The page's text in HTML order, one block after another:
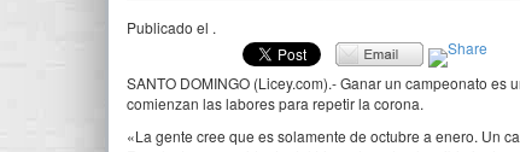
Publicado el .
SANTO DOMINGO (Licey.com).- Ganar un campeonato
comienzan las labores para repetir la corona.
«La gente cree que es solamente de octubre a enero. Un